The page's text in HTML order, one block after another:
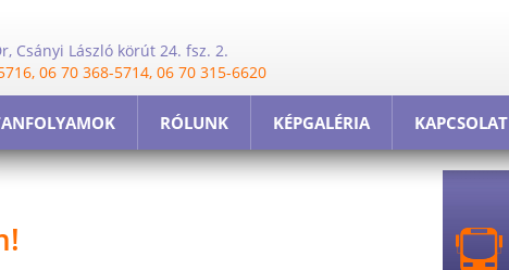
RÓLUNK KÉPGALÉRIA KAPCSOLAT
Csányi László körút 24. fsz. 2.
06 70 368-5714, 06 70 315-6620